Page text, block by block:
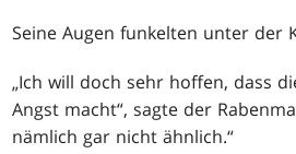
Seine Augen funkelten unter der
„Ich will doch sehr hoffen, dass
Angst macht“, sagte der
nämlich gar nicht ähnlich.“